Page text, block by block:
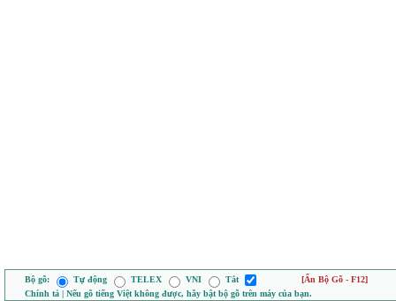
Bộ gõ: Tự động TELEX VNI Tắt
[Ẩn Bộ Gõ - F12]
Chính tả | Nếu gõ tiếng Việt không được, hãy bật bộ gõ trên máy của bạn.